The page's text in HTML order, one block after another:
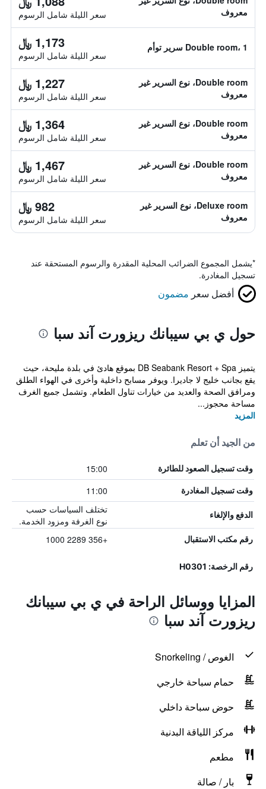
معروف
سعر الليلة شامل الرسوم
Double room، 1 سرير توأم 1,173 ﷼
سعر الليلة شامل الرسوم
Double room، نوع السرير غير
معروف
1,227 ﷼
سعر الليلة شامل الرسوم
Double room، نوع السرير غير
معروف
1,364 ﷼
سعر الليلة شامل الرسوم
Double room، نوع السرير غير
معروف
1,467 ﷼
سعر الليلة شامل الرسوم
Deluxe room، نوع السرير غير
معروف
982 ﷼
سعر الليلة شامل الرسوم
*يشمل المجموع الضرائب المحلية المقدرة والرسوم المستحقة عند
تسجيل المغادرة.
أفضل سعر مضمون
حول ي بي سيبانك ريزورت آند سبا
يتميز DB Seabank Resort + Spa بموقع هادئ في بلدة مليحة، حيث
يقع بجانب خليج لا جاديرا. ويوفر مسابح داخلية وأخرى في الهواء الطلق
ومرافق الصحة والعديد من خيارات تناول الطعام. وتشمل جميع الغرف
مساحة محجوز...
المزيد
من الجيد أن تعلم
وقت تسجيل الصعود للطائرة 15:00
وقت تسجيل المغادرة 11:00
الدفع والإلغاء
تختلف السياسات حسب
نوع الغرفة ومزود الخدمة.
رقم مكتب الاستقبال +356 2289 1000
رقم الرخصة: H0301
المزايا ووسائل الراحة في ي بي سيبانك
ريزورت آند سبا
الغوص / Snorkeling
حمام سباحة خارجي
حوض سباحة داخلي
مركز اللياقة البدنية
مطعم
بار / صالة